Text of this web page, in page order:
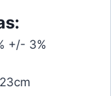
+/- 3%